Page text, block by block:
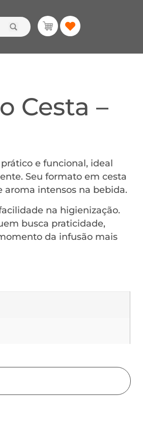
Cesta –
e funcional, ideal
Seu formato em cesta
aroma intensos na bebida.
na higienização.
busca praticidade,
da infusão mais